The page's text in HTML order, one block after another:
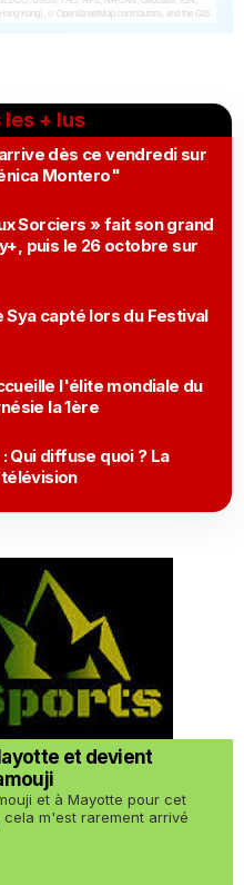
les + lus
dès ce vendredi sur
Montero"
Sorciers » fait son grand
puis le 26 octobre sur
capté lors du Festival
l'élite mondiale du
la 1ère
Qui diffuse quoi ? La
et devient
et à Mayotte pour cet
m'est rarement arrivé